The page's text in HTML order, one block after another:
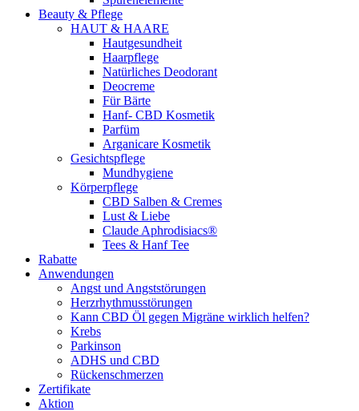
Beauty & Pflege
HAUT & HAARE
Hautgesundheit
Haarpflege
Natürliches Deodorant
Deocreme
Für Bärte
Hanf- CBD Kosmetik
Parfüm
Arganicare Kosmetik
Gesichtspflege
Mundhygiene
Körperpflege
CBD Salben & Cremes
Lust & Liebe
Claude Aphrodisiacs®
Tees & Hanf Tee
Rabatte
Anwendungen
Angst und Angststörungen
Herzrhythmusstörungen
Kann CBD Öl gegen Migräne wirklich helfen?
Krebs
Parkinson
ADHS und CBD
Rückenschmerzen
Zertifikate
Aktion